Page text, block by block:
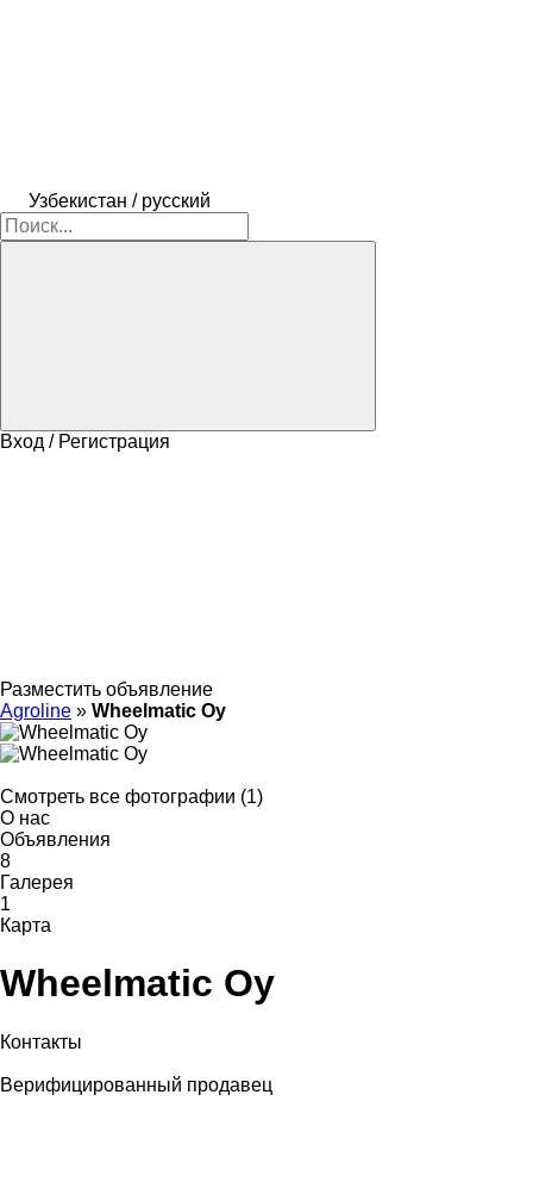
Узбекистан / русский
Вход / Регистрация
Разместить объявление
Agroline » Wheelmatic Oy
Смотреть все фотографии (1)
О нас
Объявления
8
Галерея
1
Карта
Wheelmatic Oy
Контакты
Верифицированный продавец